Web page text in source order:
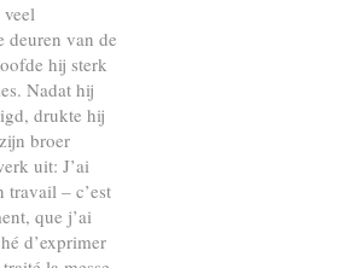
deuren van de
hij sterk
Nadat hij
drukte hij
broer
uit: J’ai
travail – c’est
que j’ai
d’exprimer